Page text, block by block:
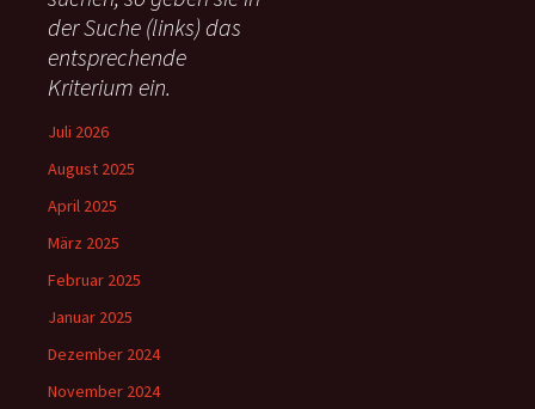
c
:
der Suche (links) das
entsprechende
Kriterium ein.
Juli 2026
August 2025
April 2025
März 2025
Februar 2025
Januar 2025
Dezember 2024
November 2024